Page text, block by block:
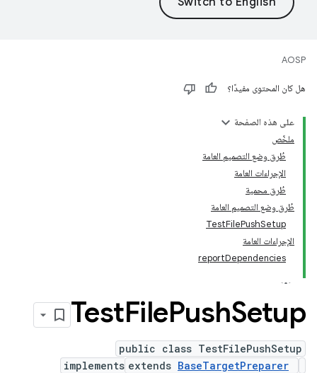
AOSP
هل كان المحتوى مفيدًا؟
على هذه الصفحة
ملخّص
طُرق وضع التصميم العامة
الإجراءات العامة
طُرق محمية
طُرق وضع التصميم العامة
TestFilePushSetup
الإجراءات العامة
reportDependencies
TestFilePushSetup
public class TestFilePushSetup
extends BaseTargetPreparer
implements